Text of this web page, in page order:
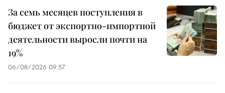
За семь месяцев поступления в
бюджет от экспортно-импортной
деятельности выросли почти на
19%
06/08/2026 09:57